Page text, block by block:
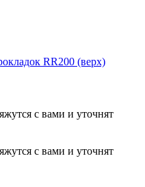
RR200 (верх)
с вами и уточнят
с вами и уточнят